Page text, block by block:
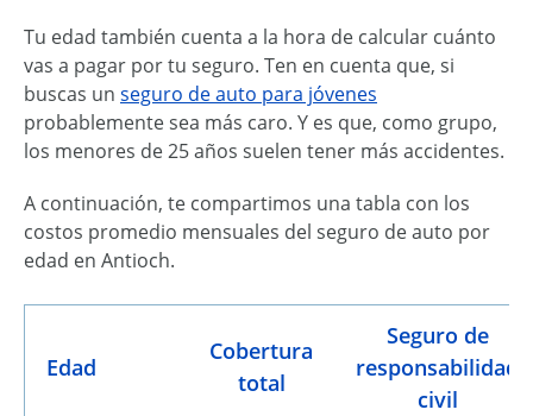
Tu edad también cuenta a la hora de calcular cuánto
vas a pagar por tu seguro. Ten en cuenta que, si
buscas un seguro de auto para jóvenes
probablemente sea más caro. Y es que, como grupo,
los menores de 25 años suelen tener más accidentes.
A continuación, te compartimos una tabla con los
costos promedio mensuales del seguro de auto por
edad en Antioch.
Edad
Cobertura
total
Seguro de
responsabilidad
civil